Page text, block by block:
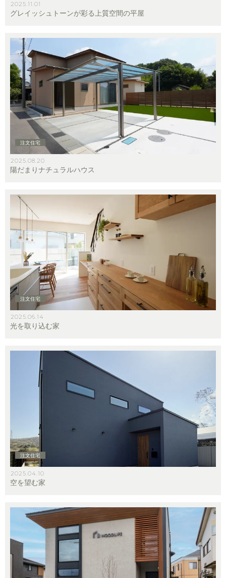
2025.11.01
グレイッシュトーンが彩る上質空間の平屋
注文住宅
2025.08.20
陽だまりナチュラルハウス
注文住宅
2025.06.14
光を取り込む家
注文住宅
2025.04.10
空を望む家